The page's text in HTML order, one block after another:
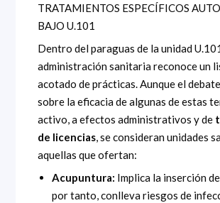
TRATAMIENTOS ESPECÍFICOS
BAJO U.101
Dentro del paraguas de la unidad
administración sanitaria reconoce un
acotado de prácticas. Aunque el
sobre la eficacia de algunas de estas
activo, a efectos administrativos y de
de licencias, se consideran unidades
aquellas que ofertan:
Acupuntura: Implica la inserción
por tanto, conlleva riesgos de